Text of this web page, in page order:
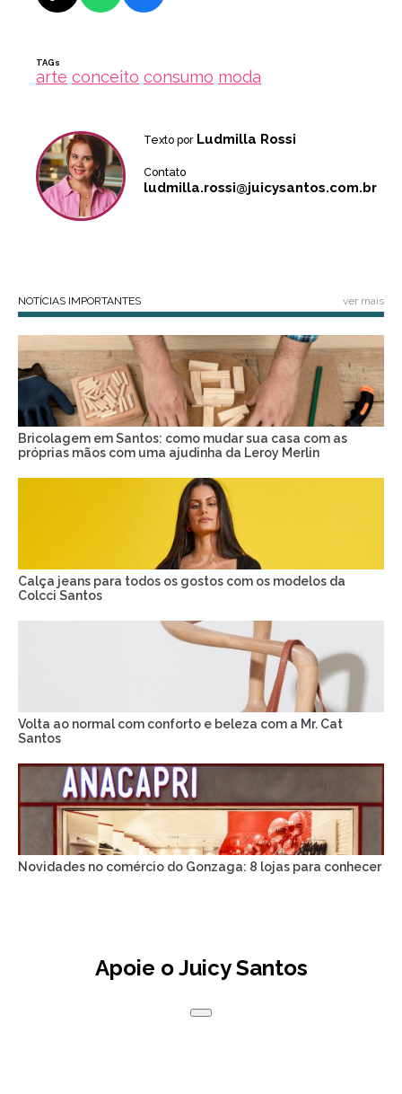
TAGs
arte conceito consumo moda
Texto por Ludmilla Rossi
Contato
ludmilla.rossi@juicysantos.com.br
NOTÍCIAS IMPORTANTES ver mais
Bricolagem em Santos: como mudar sua casa com as
próprias mãos com uma ajudinha da Leroy Merlin
Calça jeans para todos os gostos com os modelos da
Colcci Santos
Volta ao normal com conforto e beleza com a Mr. Cat
Santos
Novidades no comércio do Gonzaga: 8 lojas para conhecer
Apoie o Juicy Santos